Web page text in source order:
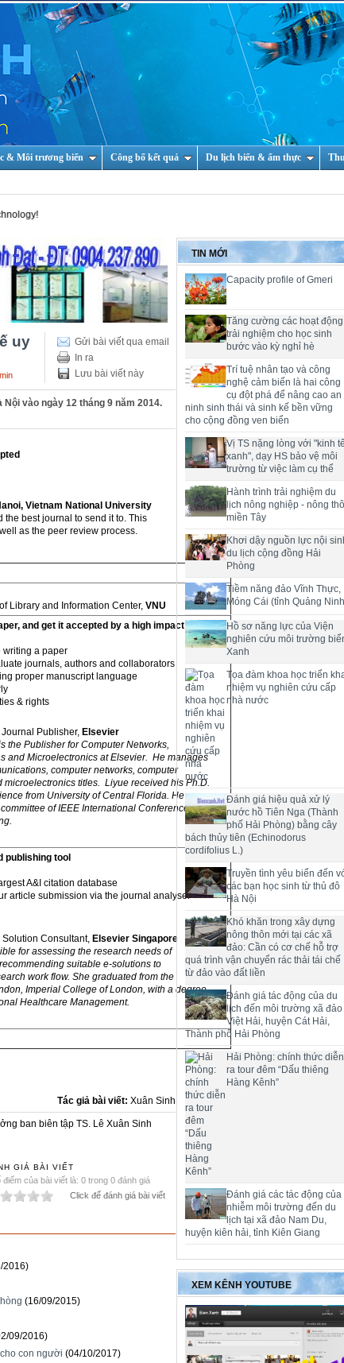
& Môi trương biển Công bố kết quả Du lịch biển & ẩm thực
Gửi bài viết qua email
In ra
Lưu bài viết này
uy
vào ngày 12 tháng 9 năm 2014.
Vietnam National University
the best journal to send it to. This
as the peer review process.
Library and Information Center, VNU
and get it accepted by a high impact journal
writing a paper
journals, authors and collaborators
proper manuscript language
& rights
Journal Publisher, Elsevier
the Publisher for Computer Networks,
and Microelectronics at Elsevier. He manages
computer networks, computer
microelectronics titles. Liyue received his Ph.D.
from University of Central Florida. He was
of IEEE International Conference on
publishing tool
A&I citation database
article submission via the journal analyser
Solution Consultant, Elsevier Singapore
for assessing the research needs of
suitable e-solutions to
work flow. She graduated from the
Imperial College of London, with a degree
Healthcare Management.
Tác giả bài viết: Xuân Sinh
ban biên tập TS. Lê Xuân Sinh
GIÁ BÀI VIẾT
điểm của bài viết là: 0 trong 0 đánh giá
Click để đánh giá bài viết
2016)
(16/09/2015)
09/2016)
con người (04/10/2017)
TIN MỚI
Capacity profile of Gmeri
Tăng cường các hoạt động
trải nghiệm cho học sinh
bước vào kỳ nghỉ hè
Trí tuệ nhân tạo và công
nghệ cảm biến là hai công
cụ đột phá để nâng cao an
ninh sinh thái và sinh kế bền vững
cho cộng đồng ven biển
Vị TS nặng lòng với "kinh tế
xanh", dạy HS bảo vệ môi
trường từ việc làm cụ thể
Hành trình trải nghiệm du
lịch nông nghiệp - nông
miền Tây
Khơi dậy nguồn lực nội
du lịch cộng đồng Hải
Phòng
Tiềm năng đảo Vĩnh Thực,
Móng Cái (tỉnh Quảng
Hồ sơ năng lực của Viện
nghiên cứu môi trường
Xanh
Tọa đàm khoa học triển
nhiệm vụ nghiên cứu cấp
nhà nước
Đánh giá hiệu quả xử lý
nước hồ Tiên Nga (Thành
phố Hải Phòng) bằng cây
bách thủy tiên (Echinodorus
cordifolius L.)
Truyền tình yêu biển đến
các bạn học sinh từ thủ đô
Hà Nội
Khó khăn trong xây dựng
nông thôn mới tại các xã
đảo: Cần có cơ chế hỗ trợ
quá trình vận chuyển rác thải tái chế
từ đảo vào đất liền
Đánh giá tác động của du
lịch đến môi trường xã đảo
Việt Hải, huyện Cát Hải,
Thành phố Hải Phòng
Hải Phòng: chính thức diễn
ra tour đêm “Dấu thiêng
Hàng Kênh”
Đánh giá các tác động của
nhiễm môi trường đến du
lịch tại xã đảo Nam Du,
huyện kiên hải, tỉnh Kiên Giang
XEM KÊNH YOUTUBE